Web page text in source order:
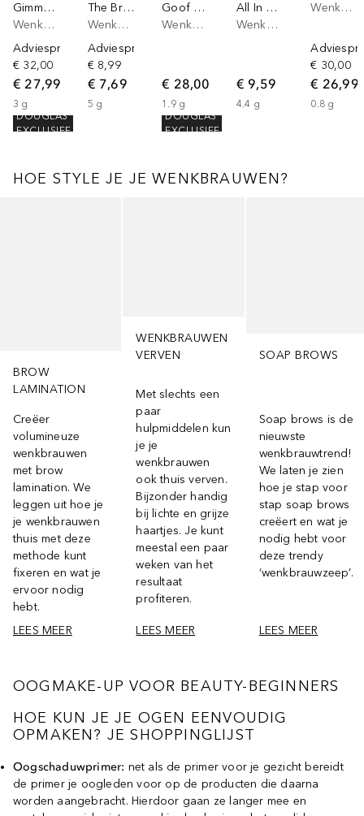
Gimme Brow+
Wenkbrauwgel
Adviesprijs*
€ 32,00
€ 27,99
3 g
DOUGLAS
EXCLUSIEF
The Brow Glue
Wenkbrauwgel
Adviesprijs*
€ 8,99
€ 7,69
5 g
Goof Proof Brow Powder
Wenkbrauwpoeder
€ 28,00
1.9 g
DOUGLAS
EXCLUSIEF
All In One Brow Palette
Wenkbrauwpoeder
€ 9,59
4.4 g
Wenkbrauwpoeder
€ 30,00
€ 26,99
0.8 g
HOE STYLE JE JE WENKBRAUWEN?
BROW
LAMINATION
Creëer
volumineuze
wenkbrauwen
met brow
lamination. We
leggen uit hoe je
je wenkbrauwen
thuis met deze
methode kunt
fixeren en wat je
ervoor nodig
hebt.
LEES MEER
WENKBRAUWEN
VERVEN
Met slechts een
paar
hulpmiddelen kun
je je
wenkbrauwen
ook thuis verven.
Bijzonder handig
bij lichte en grijze
haartjes. Je kunt
meestal een paar
weken van het
resultaat
profiteren.
LEES MEER
SOAP BROWS
Soap brows is de
nieuwste
wenkbrauwtrend!
We laten je zien
hoe je stap voor
stap soap brows
creëert en wat je
nodig hebt voor
deze trendy
‘wenkbrauwzeep’.
LEES MEER
OOGMAKE-UP VOOR BEAUTY-BEGINNERS
HOE KUN JE JE OGEN EENVOUDIG
OPMAKEN? JE SHOPPINGLIJST
Oogschaduwprimer: net als de primer voor je gezicht bereidt
de primer je oogleden voor op de producten die daarna
worden aangebracht. Hierdoor gaan ze langer mee en